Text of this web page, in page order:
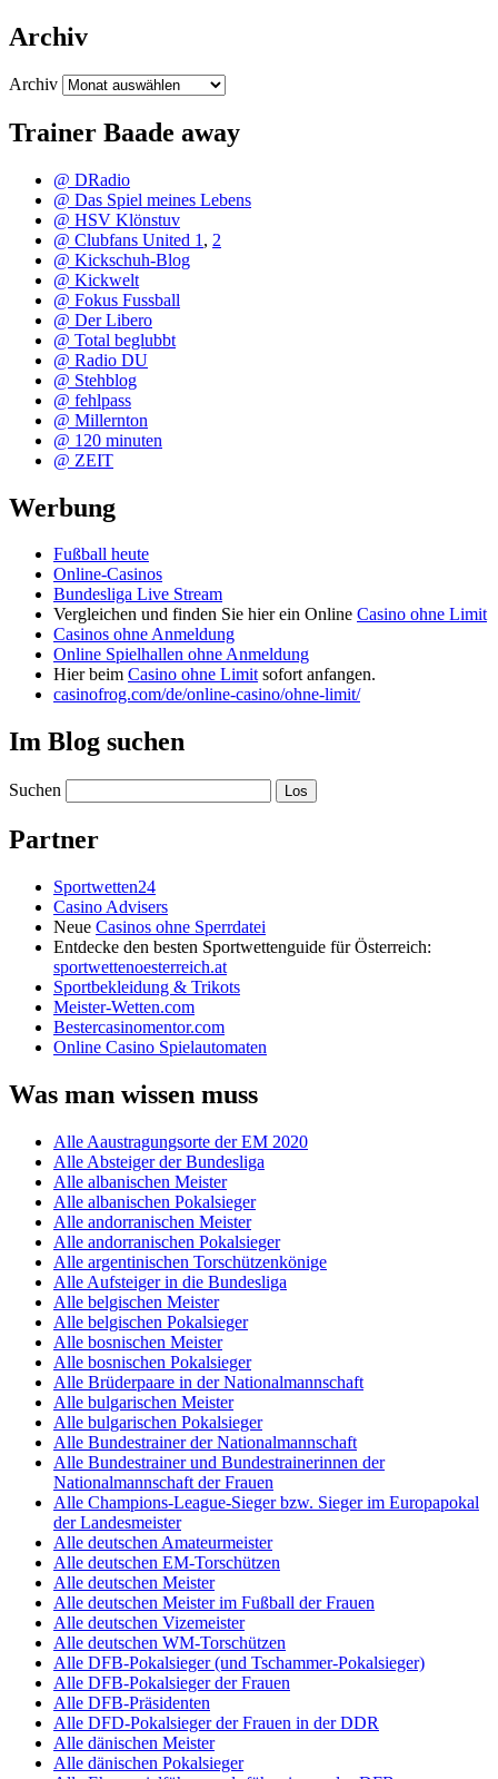
Archiv
Archiv
Trainer Baade away
@ DRadio
@ Das Spiel meines Lebens
@ HSV Klönstuv
@ Clubfans United 1 , 2
@ Kickschuh-Blog
@ Kickwelt
@ Fokus Fussball
@ Der Libero
@ Total beglubbt
@ Radio DU
@ Stehblog
@ fehlpass
@ Millernton
@ 120 minuten
@ ZEIT
Werbung
Fußball heute
Online-Casinos
Bundesliga Live Stream
Vergleichen und finden Sie hier ein Online Casino ohne Limit
Casinos ohne Anmeldung
Online Spielhallen ohne Anmeldung
Hier beim Casino ohne Limitsofort anfangen.
casinofrog.com/de/online-casino/ohne-limit/
Im Blog suchen
Suchen
Partner
Sportwetten24
Casino Advisers
Neue Casinos ohne Sperrdatei
Entdecke den besten Sportwettenguide für Österreich:
sportwettenoesterreich.at
Sportbekleidung & Trikots
Meister-Wetten.com
Bestercasinomentor.com
Online Casino Spielautomaten
Was man wissen muss
Alle Aaustragungsorte der EM 2020
Alle Absteiger der Bundesliga
Alle albanischen Meister
Alle albanischen Pokalsieger
Alle andorranischen Meister
Alle andorranischen Pokalsieger
Alle argentinischen Torschützenkönige
Alle Aufsteiger in die Bundesliga
Alle belgischen Meister
Alle belgischen Pokalsieger
Alle bosnischen Meister
Alle bosnischen Pokalsieger
Alle Brüderpaare in der Nationalmannschaft
Alle bulgarischen Meister
Alle bulgarischen Pokalsieger
Alle Bundestrainer der Nationalmannschaft
Alle Bundestrainer und Bundestrainerinnen der
Nationalmannschaft der Frauen
Alle Champions-League-Sieger bzw. Sieger im Europapokal
der Landesmeister
Alle deutschen Amateurmeister
Alle deutschen EM-Torschützen
Alle deutschen Meister
Alle deutschen Meister im Fußball der Frauen
Alle deutschen Vizemeister
Alle deutschen WM-Torschützen
Alle DFB-Pokalsieger (und Tschammer-Pokalsieger)
Alle DFB-Pokalsieger der Frauen
Alle DFB-Präsidenten
Alle DFD-Pokalsieger der Frauen in der DDR
Alle dänischen Meister
Alle dänischen Pokalsieger